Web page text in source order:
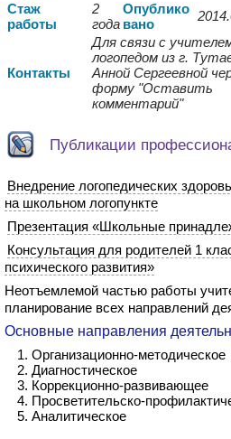
Стаж
работы
2
года
Опублико
вано
Контакты
Для связи с
логопедом из г.
Анной Сергеевной
форму "Оставить
комментарий"
Публикации
Внедрение логопедических
на школьном логопункте
Презентация «Школьные
Консультация для родителей 1
психического развития»
Неотъемлемой частью работы
планирование всех направлений
Основные направления
Организационно-методическое
Диагностическое
Коррекционно-развивающее
Просветительско-
Аналитическое